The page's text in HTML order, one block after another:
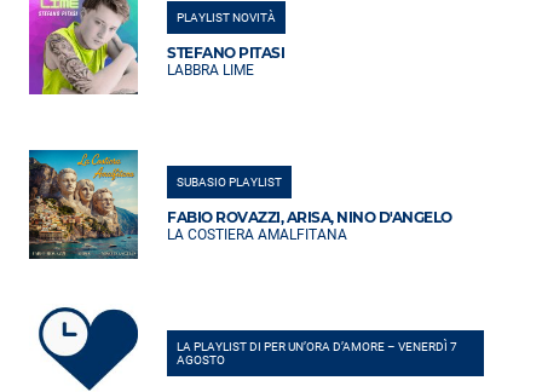
PLAYLIST NOVITÀ
STEFANO PITASI
LABBRA LIME
SUBASIO PLAYLIST
FABIO ROVAZZI, ARISA, NINO D'ANGELO
LA COSTIERA AMALFITANA
LA PLAYLIST DI PER UN’ORA D’AMORE – VENERDÌ 7
AGOSTO